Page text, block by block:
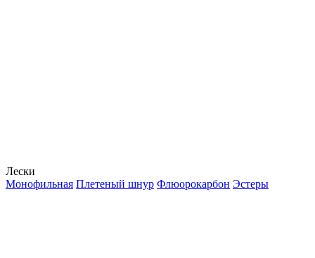
Лески
Монофильная Плетеный шнур Флюорокарбон Эстеры